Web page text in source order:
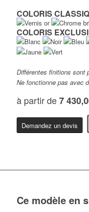
COLORIS
COLORIS
Différentes finitions sont
Ne fonctionne pas avec
à partir de7
Demandez un devis
Ce modèle en